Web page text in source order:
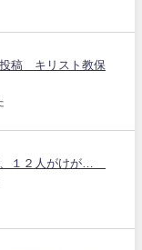
投稿 キリスト教保
、１２人がけが…